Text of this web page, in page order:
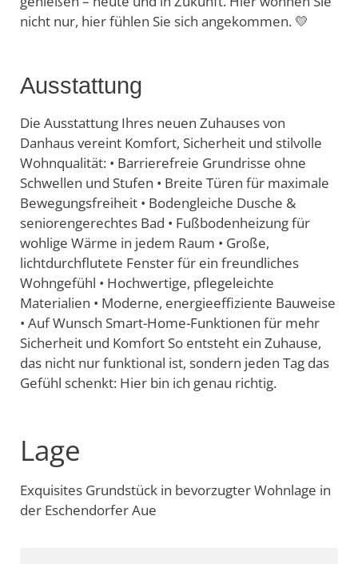
nicht nur, hier fühlen Sie sich angekommen. 💛
Ausstattung
Die Ausstattung Ihres neuen Zuhauses von
Danhaus vereint Komfort, Sicherheit und stilvolle
Wohnqualität: • Barrierefreie Grundrisse ohne
Schwellen und Stufen • Breite Türen für maximale
Bewegungsfreiheit • Bodengleiche Dusche &
seniorengerechtes Bad • Fußbodenheizung für
wohlige Wärme in jedem Raum • Große,
lichtdurchflutete Fenster für ein freundliches
Wohngefühl • Hochwertige, pflegeleichte
Materialien • Moderne, energieeffiziente Bauweise
• Auf Wunsch Smart-Home-Funktionen für mehr
Sicherheit und Komfort So entsteht ein Zuhause,
das nicht nur funktional ist, sondern jeden Tag das
Gefühl schenkt: Hier bin ich genau richtig.
Lage
Exquisites Grundstück in bevorzugter Wohnlage in
der Eschendorfer Aue